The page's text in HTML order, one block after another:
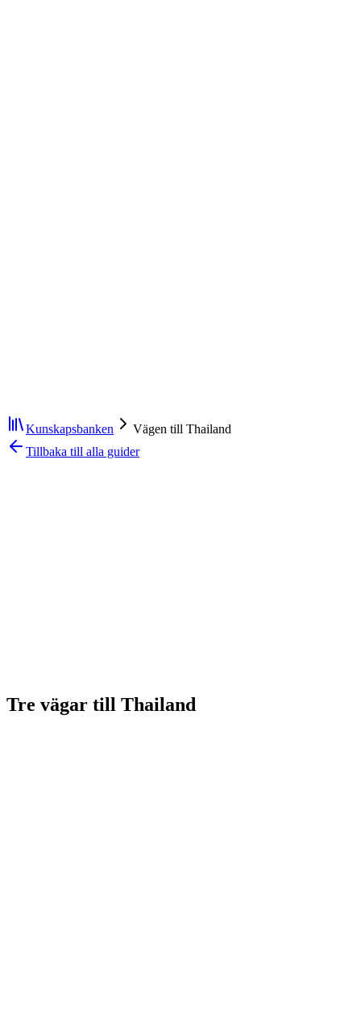
Kunskapsbanken
Vägen till Thailand
Tillbaka till alla guider
Tre vägar till Thailand